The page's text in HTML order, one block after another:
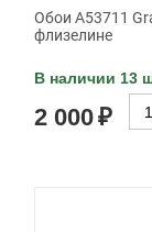
Обои A53711
флизелине
В наличии 13
2 000₽